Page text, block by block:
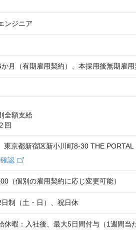
ンジニア
月（有期雇用契約）、本採用後無期雇
全額支給
回
京都新宿区新小川町8-30 THE PORTAL
認
（個別の雇用契約に応じ変更可能）
制（土・日）、祝日休
休暇：入社後、最大5日間付与（1週間当